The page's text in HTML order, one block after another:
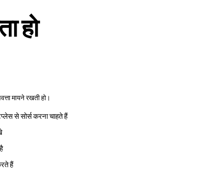
हो
मायने रखती हो।
से सोर्स करना चाहते हैं
हैं